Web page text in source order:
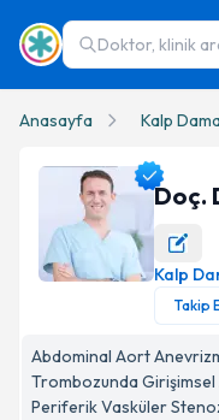
Doktor, klinik
Anasayfa Kalp
Doç. Dr. Cüneyt
Doç.
Kalp
Takip
Abdominal Aort
Trombozunda
Periferik Vasküler